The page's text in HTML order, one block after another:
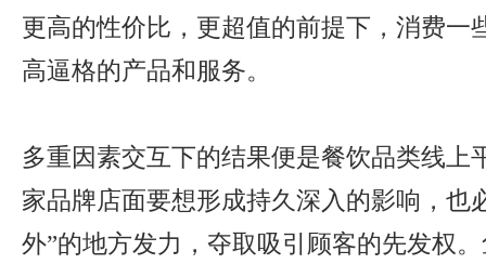
更高的性价比，更超值的前提下，消费一
高逼格的产品和服务。
多重因素交互下的结果便是餐饮品类线上
家品牌店面要想形成持久深入的影响，也
外”的地方发力，夺取吸引顾客的先发权